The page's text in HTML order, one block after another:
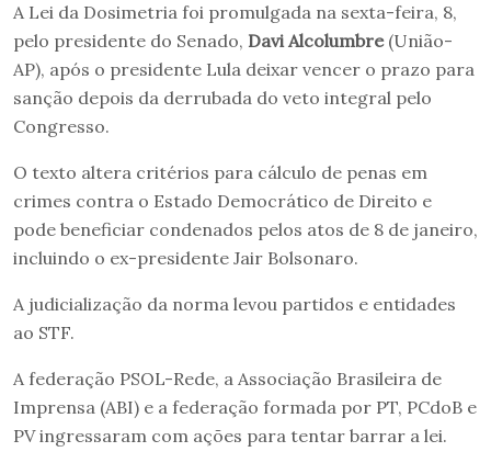
A Lei da Dosimetria foi promulgada na sexta-feira, 8,
pelo presidente do Senado, Davi Alcolumbre(União-
AP), após o presidente Lula deixar vencer o prazo para
sanção depois da derrubada do veto integral pelo
Congresso.
O texto altera critérios para cálculo de penas em
crimes contra o Estado Democrático de Direito e
pode beneficiar condenados pelos atos de 8 de janeiro,
incluindo o ex-presidente Jair Bolsonaro.
A judicialização da norma levou partidos e entidades
ao STF.
A federação PSOL-Rede, a Associação Brasileira de
Imprensa (ABI) e a federação formada por PT, PCdoB e
PV ingressaram com ações para tentar barrar a lei.